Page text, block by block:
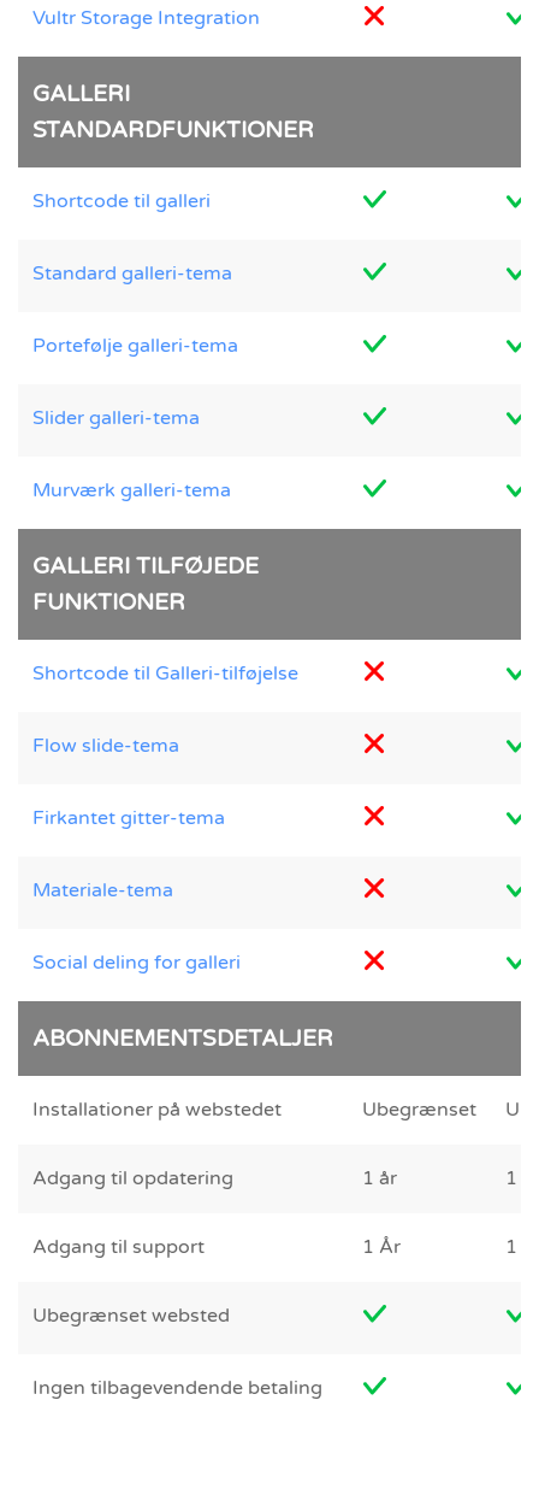
Vultr Storage Integration
GALLERI
STANDARDFUNKTIONER
Shortcode til galleri
Standard galleri-tema
Portefølje galleri-tema
Slider galleri-tema
Murværk galleri-tema
GALLERI TILFØJEDE
FUNKTIONER
Shortcode til Galleri-tilføjelse
Flow slide-tema
Firkantet gitter-tema
Materiale-tema
Social deling for galleri
ABONNEMENTSDETALJER
Installationer på webstedet Ubegrænset
Adgang til opdatering 1 år 1 år
Adgang til support 1 År 1
Ubegrænset websted
Ingen tilbagevendende betaling